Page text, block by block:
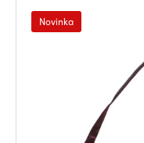
Novinka